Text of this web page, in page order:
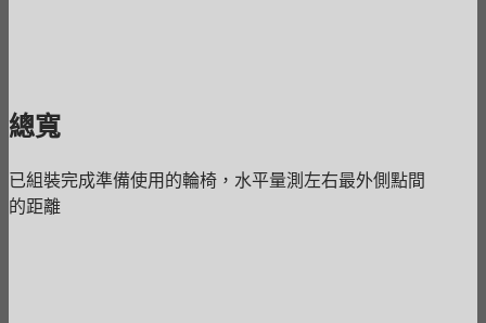
總寬
已組裝完成準備使用的輪椅，水平量測左右最外側點間
的距離